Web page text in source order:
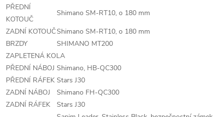
PŘEDNÍ
KOTOUČ
Shimano SM-RT10, o 180 mm
ZADNÍ KOTOUČShimano SM-RT10, o 180 mm
BRZDY
SHIMANO MT200
ZAPLETENÁ KOLA
PŘEDNÍ NÁBOJ Shimano, HB-QC300
PŘEDNÍ RÁFEK Stars J30
ZADNÍ NÁBOJ
Shimano FH-QC300
ZADNÍ RÁFEK
Stars J30